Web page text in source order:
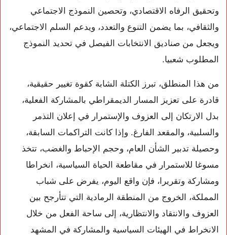
وتحقيق الرفاه الاقتصادي، وتحصين النموذج الاجتماعي
والثقافي، بما يضمن التنوع والتعدد، ويدعم السلم الاجتماعي،
ويجعل من صناديق الانتخابات الفيصل في تحديد النموذج
المطلوب شعبيا.
من هذا المنطلق، تبرز الكتلة الشابة كقوة تغيير حقيقية،
قادرة على تعزيز المسار الديمقراطي بالمشاركة الفعلية،
بدل الارتكان إلى العزوف والإستمرار في إعلان التذمر
والسلبية، والمقعد الفارغ. وإذا كانت التراكمات السابقة،
وحصيلة تدبير الشأن العام، وحجم الإحباط والغضب، تتخذ
مسوغا للاستمرار في مقاطعة الحياة السياسية، انخراطا
ومشاركة وتقريرا، فإن واقع اليوم، يفرض على شباب
المملكة، الخروج من المنطقة الرمادية التي تتأرجح بين
العزوف والانتقاد والانتظارية، إلى ساحة الفعل من خلال
الانخراط في الهيئات السياسية والمشاركة في المشهد